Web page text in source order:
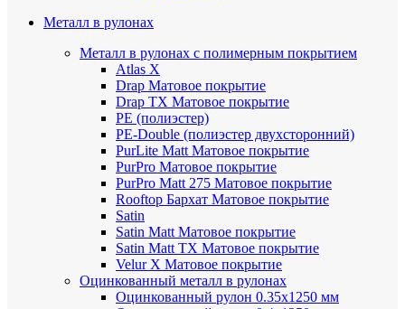
Металл в рулонах
Металл в рулонах с полимерным покрытием
Atlas X
Drap Матовое покрытие
Drap TX Матовое покрытие
PE (полиэстер)
PE-Double (полиэстер двухсторонний)
PurLite Мatt Матовое покрытие
PurPro Матовое покрытие
PurPro Matt 275 Матовое покрытие
Rooftop Бархат Матовое покрытие
Satin
Satin Мatt Матовое покрытие
Satin Matt TX Матовое покрытие
Velur X Матовое покрытие
Оцинкованный металл в рулонах
Оцинкованный рулон 0.35х1250 мм